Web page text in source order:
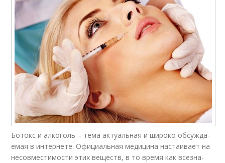
Ботокс и алкоголь – тема ак­ту­аль­ная и широко обсуж­да­
емая в ин­тернете. Официальная меди­ци­на настаивает на
несов­мес­ти­мос­ти этих веществ, в то время как все­зна­